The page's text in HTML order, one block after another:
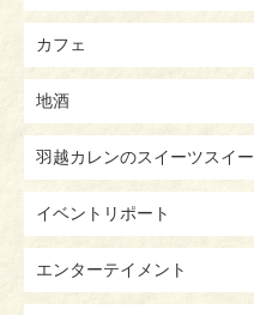
カフェ
地酒
羽越カレンのスイーツスイ
イベントリポート
エンターテイメント